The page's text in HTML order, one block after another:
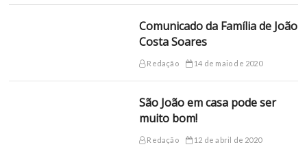
Comunicado da Família de João
Costa Soares
Redação 14 de maio de 2020
São João em casa pode ser
muito bom!
Redação 12 de abril de 2020